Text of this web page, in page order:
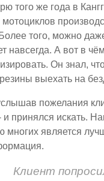
того же года в
мотоциклов
того, можно
навсегда. А вот в
Он знал,
выехать на
пожелания
и принялся искать.
многих является
Клиент